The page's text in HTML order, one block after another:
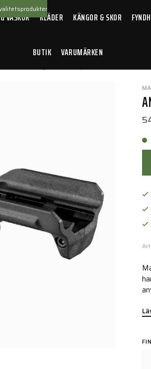
VÄSKOR KLÄDER KÄNGOR & SKOR
BUTIK VARUMÄRKEN